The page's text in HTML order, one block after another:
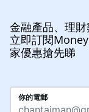
金融產品、理
立即訂閱
家優惠搶先睇